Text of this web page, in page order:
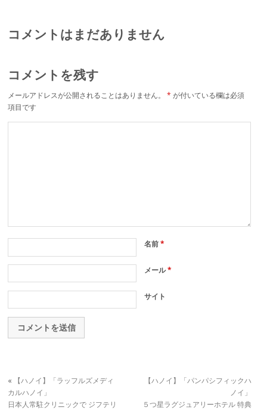
コメントはまだありません
コメントを残す
メールアドレスが公開されることはありません。 * が付いている欄は必須
項目です
名前*
メール*
サイト
«
【ハノイ】「ラッフルズメディ
カルハノイ」
日本人常駐クリニックで ジフテリ
【ハノイ】「パンパシフィックハ
ノイ」
５つ星ラグジュアリーホテル 特典